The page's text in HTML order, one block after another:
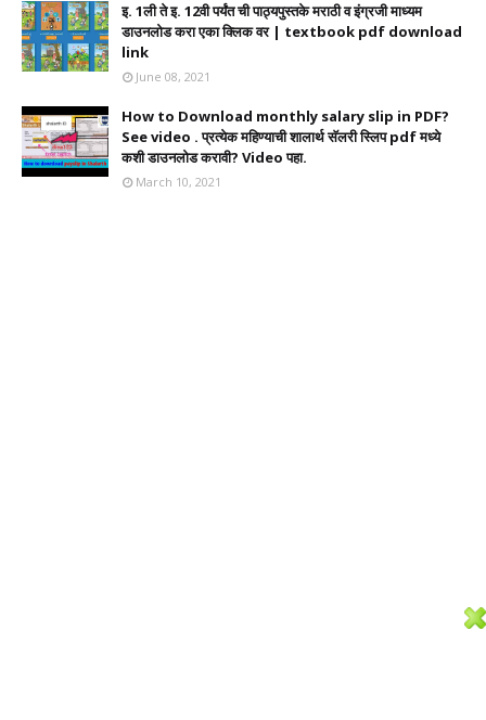
इ. 1ली ते इ. 12वी पर्यंत ची पाठ्यपुस्तके मराठी व इंग्रजी माध्यम
डाउनलोड करा एका क्लिक वर | textbook pdf download
link
June 08, 2021
How to Download monthly salary slip in PDF?
See video . प्रत्येक महिण्याची शालार्थ सॅलरी स्लिप pdf मध्ये
कशी डाउनलोड करावी? Video पहा.
March 10, 2021